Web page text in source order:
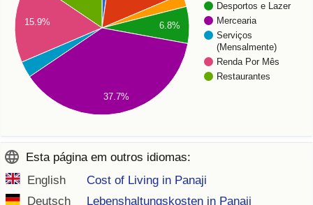
Desportos e Lazer
Mercearia
Serviços
(Mensalmente)
Renda Por Mês
Restaurantes
6.8%
15.9%
37.7%
Esta página em outros idiomas:
English
Cost of Living in Panaji
Deutsch
Lebenshaltungskosten in Panaji